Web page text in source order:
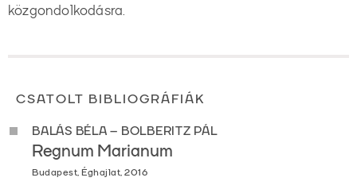
közgondolkodásra.
CSATOLT BIBLIOGRÁFIÁK
BALÁS BÉLA – BOLBERITZ PÁL
Regnum Marianum
Budapest, Éghajlat, 2016